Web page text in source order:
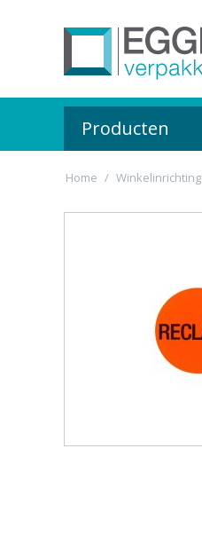
Producten
Home / Winkelinrichting